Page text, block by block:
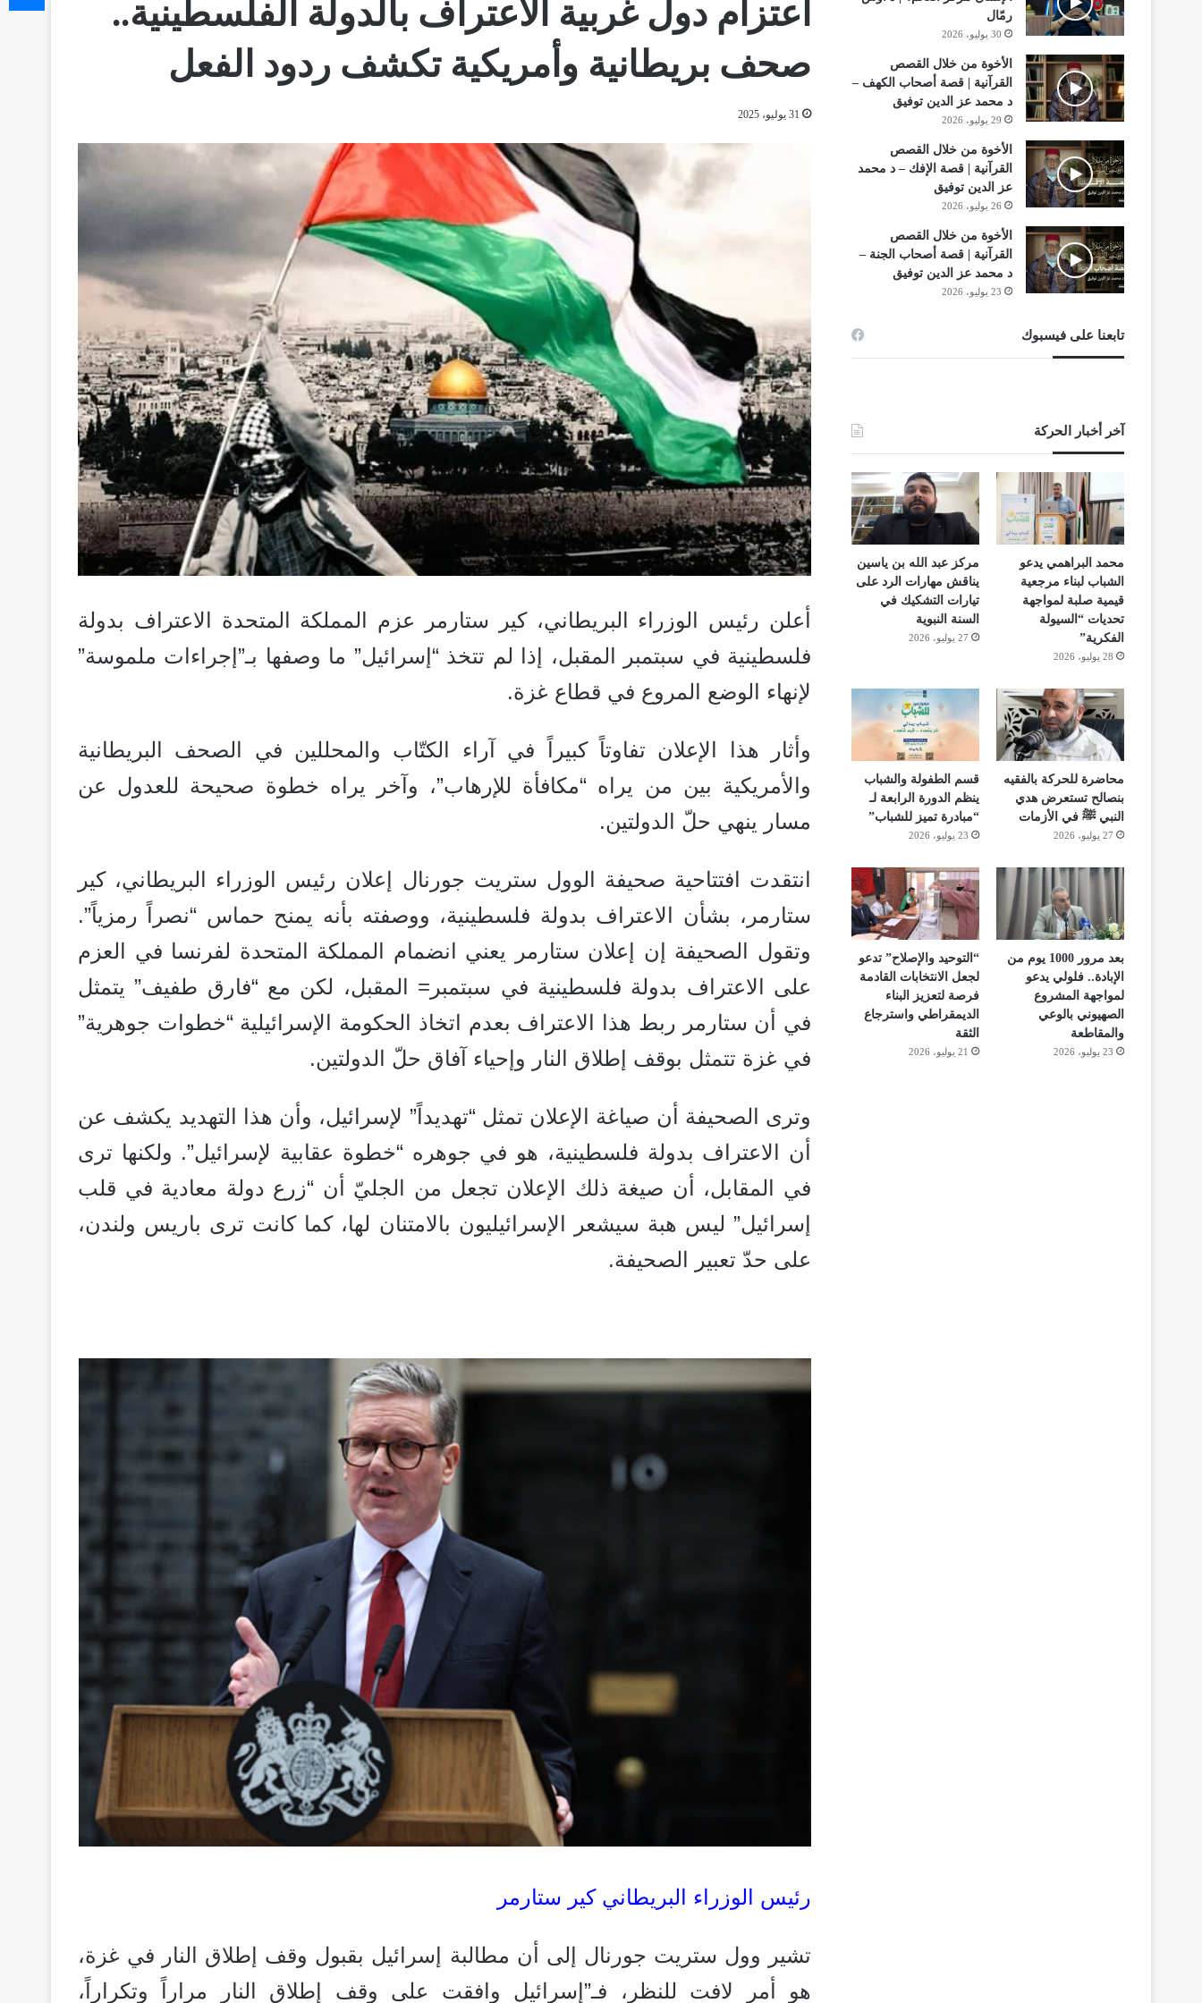
اعتزام دول غربية الاعتراف بالدولة الفلسطينية..
صحف بريطانية وأمريكية تكشف ردود الفعل
31 يوليو، 2025
أعلن رئيس الوزراء البريطاني، كير ستارمر عزم المملكة المتحدة الاعتراف بدولة
فلسطينية في سبتمبر المقبل، إذا لم تتخذ “إسرائيل” ما وصفها بـ”إجراءات ملموسة”
لإنهاء الوضع المروع في قطاع غزة.
وأثار هذا الإعلان تفاوتاً كبيراً في آراء الكتّاب والمحللين في الصحف البريطانية
والأمريكية بين من يراه “مكافأة للإرهاب”، وآخر يراه خطوة صحيحة للعدول عن
مسار ينهي حلّ الدولتين.
انتقدت افتتاحية صحيفة الوول ستريت جورنال إعلان رئيس الوزراء البريطاني، كير
ستارمر، بشأن الاعتراف بدولة فلسطينية، ووصفته بأنه يمنح حماس “نصراً رمزياً”.
وتقول الصحيفة إن إعلان ستارمر يعني انضمام المملكة المتحدة لفرنسا في العزم
على الاعتراف بدولة فلسطينية في سبتمبر= المقبل، لكن مع “فارق طفيف” يتمثل
في أن ستارمر ربط هذا الاعتراف بعدم اتخاذ الحكومة الإسرائيلية “خطوات جوهرية”
في غزة تتمثل بوقف إطلاق النار وإحياء آفاق حلّ الدولتين.
وترى الصحيفة أن صياغة الإعلان تمثل “تهديداً” لإسرائيل، وأن هذا التهديد يكشف عن
أن الاعتراف بدولة فلسطينية، هو في جوهره “خطوة عقابية لإسرائيل”. ولكنها ترى
في المقابل، أن صيغة ذلك الإعلان تجعل من الجليّ أن “زرع دولة معادية في قلب
إسرائيل” ليس هبة سيشعر الإسرائيليون بالامتنان لها، كما كانت ترى باريس ولندن،
على حدّ تعبير الصحيفة.
رئيس الوزراء البريطاني كير ستارمر
تشير وول ستريت جورنال إلى أن مطالبة إسرائيل بقبول وقف إطلاق النار في غزة،
هو أمر لافت للنظر، فـ”إسرائيل وافقت على وقف إطلاق النار مراراً وتكراراً،
رمّال
30 يوليو، 2026
الأخوة من خلال القصص
القرآنية | قصة أصحاب الكهف –
د محمد عز الدين توفيق
29 يوليو، 2026
الأخوة من خلال القصص
القرآنية | قصة الإفك – د محمد
عز الدين توفيق
26 يوليو، 2026
الأخوة من خلال القصص
القرآنية | قصة أصحاب الجنة –
د محمد عز الدين توفيق
23 يوليو، 2026
تابعنا على فيسبوك
آخر أخبار الحركة
محمد البراهمي يدعو
الشباب لبناء مرجعية
قيمية صلبة لمواجهة
تحديات “السيولة
الفكرية”
28 يوليو، 2026
مركز عبد الله بن ياسين
يناقش مهارات الرد على
تيارات التشكيك في
السنة النبوية
27 يوليو، 2026
محاضرة للحركة بالفقيه
بنصالح تستعرض هدي
النبي ﷺ في الأزمات
27 يوليو، 2026
قسم الطفولة والشباب
ينظم الدورة الرابعة لـ
“مبادرة تميز للشباب”
23 يوليو، 2026
بعد مرور 1000 يوم من
الإبادة.. فلولي يدعو
لمواجهة المشروع
الصهيوني بالوعي
والمقاطعة
23 يوليو، 2026
“التوحيد والإصلاح” تدعو
لجعل الانتخابات القادمة
فرصة لتعزيز البناء
الديمقراطي واسترجاع
الثقة
21 يوليو، 2026